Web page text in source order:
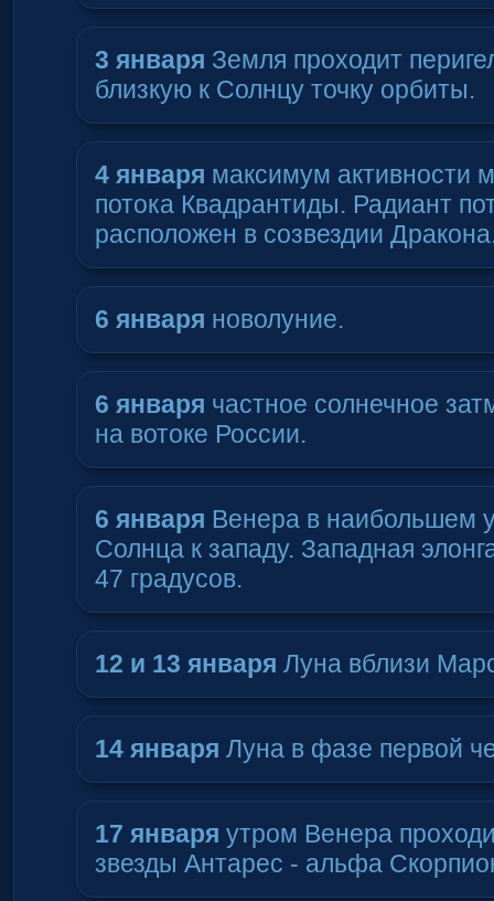
3 января Земля проходит
близкую к Солнцу точку орбиты.
4 января максимум активности
потока Квадрантиды. Радиант
расположен в созвездии
6 января новолуние.
6 января частное солнечное
на вотоке России.
6 января Венера в наибольшем
Солнца к западу. Западная
47 градусов.
12 и 13 января Луна вблизи
14 января Луна в фазе первой
17 января утром Венера
звезды Антарес - альфа